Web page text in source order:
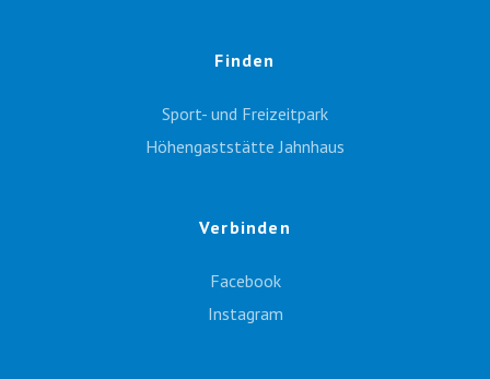
Finden
Sport- und Freizeitpark
Höhengaststätte Jahnhaus
Verbinden
Facebook
Instagram